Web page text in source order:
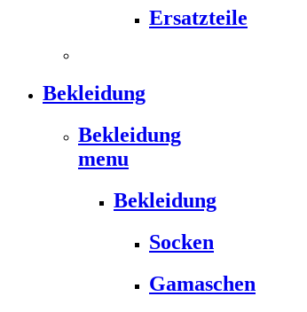
Ersatzteile
Bekleidung
Bekleidung
menu
Bekleidung
Socken
Gamaschen